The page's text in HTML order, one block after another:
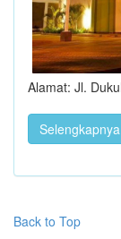
Alamat: Jl.
Selengkapnya
Back to Top